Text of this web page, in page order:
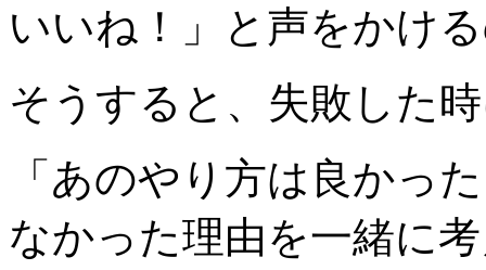
いいね！」と声をかけ
そうすると、失敗した
「あのやり方は良かっ
なかった理由を一緒に